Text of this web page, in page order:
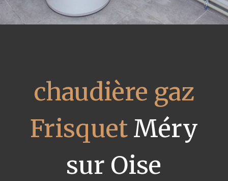
chaudière gaz
FrisquetMéry
sur Oise